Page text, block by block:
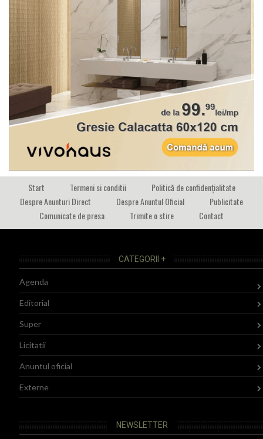
Start Termeni si conditii
Politică de confidențialitate
Despre Anunturi Direct
Despre Anuntul Oficial
Publicitate
Comunicate de presa
Trimite o stire Contact
CATEGORII +
Agenda
Editorial
Super
Licitatii
Anuntul oficial
Externe
NEWSLETTER